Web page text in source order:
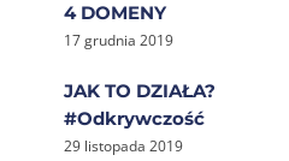
4 DOMENY
17 grudnia 2019
JAK TO DZIAŁA?
#Odkrywczość
29 listopada 2019